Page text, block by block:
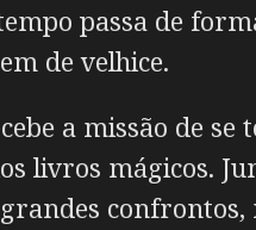
passa de
de velhice.
a missão de se
livros mágicos.
confrontos,